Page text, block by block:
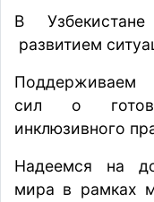
В
развитием
Поддерживаем
сил о
инклюзивного
Надеемся на
мира в рамках